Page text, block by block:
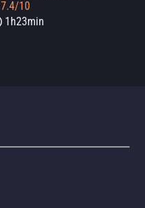
7.4/10
1h23min